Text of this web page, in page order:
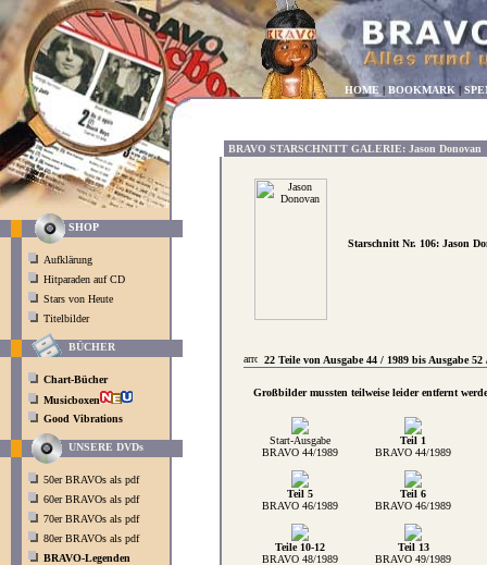
HOME | BOOKMARK |
SHOP
Aufklärung
Hitparaden auf CD
Stars von Heute
Titelbilder
BÜCHER
Chart-Bücher
Musicboxen
Good Vibrations
UNSERE DVDs
50er BRAVOs als pdf
60er BRAVOs als pdf
70er BRAVOs als pdf
80er BRAVOs als pdf
BRAVO-Legenden
BRAVO STARSCHNITT GALERIE: Jason Donovan
Starschnitt Nr. 106: Jason
22 Teile von Ausgabe 44 / 1989 bis Ausgabe 52
Großbilder mussten teilweise leider entfernt
Start-Ausgabe
Teil 1
BRAVO 44/1989
BRAVO 44/1989
Teil 5
Teil 6
BRAVO 46/1989
BRAVO 46/1989
Teile 10-12
Teil 13
BRAVO 48/1989
BRAVO 49/1989